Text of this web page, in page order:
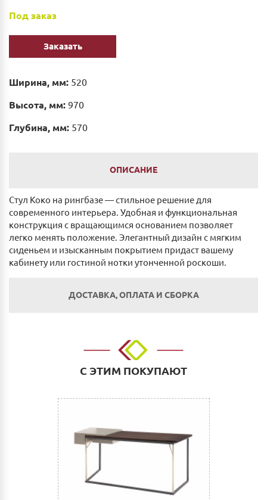
Под заказ
Заказать
Ширина, мм: 520
Высота, мм: 970
Глубина, мм: 570
ОПИСАНИЕ
Стул Коко на рингбазе — стильное решение для
современного интерьера. Удобная и функциональная
конструкция с вращающимся основанием позволяет
легко менять положение. Элегантный дизайн с мягким
сиденьем и изысканным покрытием придаст вашему
кабинету или гостиной нотки утонченной роскоши.
ДОСТАВКА, ОПЛАТА И СБОРКА
Наличным и безналичным расчетом в салоне по
адресу: г. Нижний Новгород, ул. Невзоровых, д.64,
расчетный счет. Для физических и юридических лиц.
Сбербанк Онлайн.
Как оплатить:
Вы можете заполнить реквизиты при оформлении
покупки в Корзине на сайте или прислать их нам на
электронную почту (почта сайта)
После этого Вы получите счет для оплаты с
С ЭТИМ ПОКУПАЮТ